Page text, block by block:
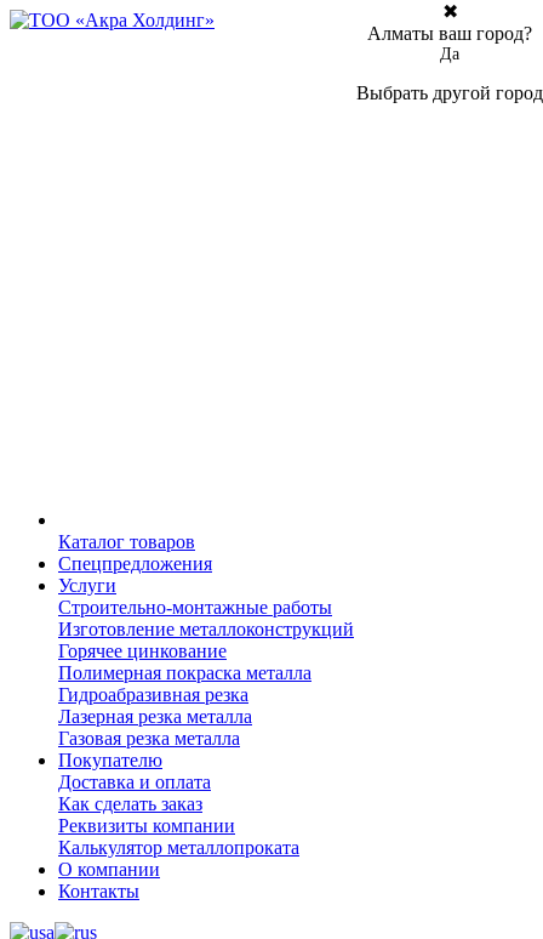
Каталог товаров
Спецпредложения
Услуги
Строительно-монтажные работы
Изготовление металлоконструкций
Горячее цинкование
Полимерная покраска металла
Гидроабразивная резка
Лазерная резка металла
Газовая резка металла
Покупателю
Доставка и оплата
Как сделать заказ
Реквизиты компании
Калькулятор металлопроката
О компании
Контакты
✖
Алматы ваш город?
Да
Выбрать другой город